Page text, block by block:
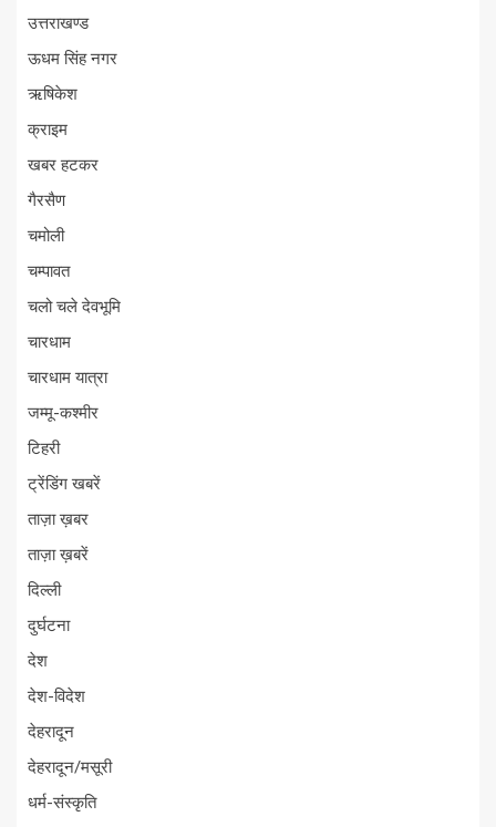
उत्तराखण्ड
ऊधम सिंह नगर
ऋषिकेश
क्राइम
खबर हटकर
गैरसैण
चमोली
चम्पावत
चलो चले देवभूमि
चारधाम
चारधाम यात्रा
जम्मू-कश्मीर
टिहरी
ट्रेंडिंग खबरें
ताज़ा ख़बर
ताज़ा ख़बरें
दिल्ली
दुर्घटना
देश
देश-विदेश
देहरादून
देहरादून/मसूरी
धर्म-संस्कृति